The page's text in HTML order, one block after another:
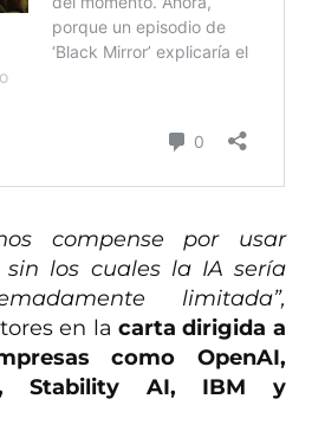
compense por usar
sin los cuales la IA sería
limitada”,
en la carta dirigida a
como OpenAI,
Stability AI, IBM y